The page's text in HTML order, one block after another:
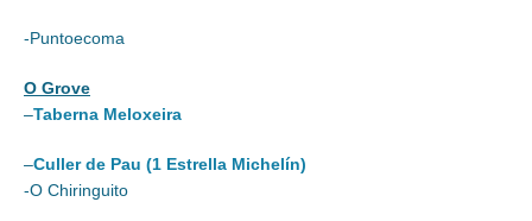
-Puntoecoma
O Grove
–Taberna Meloxeira
–Culler de Pau (1 Estrella Michelín)
-O Chiringuito